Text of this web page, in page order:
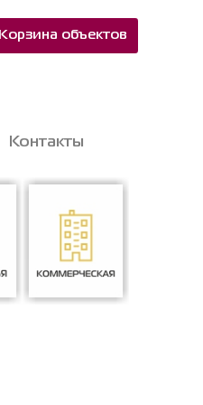
Корзина объектов
Контакты